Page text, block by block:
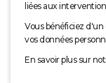
liées aux
Vous bénéficiez
vos données
En savoir plus sur